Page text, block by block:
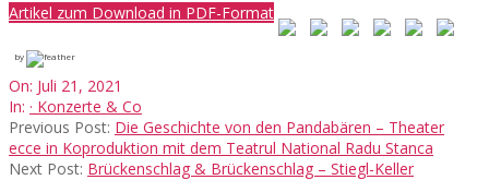
Artikel zum Download in PDF-Format
by
2021-
07-
21
On: Juli 21, 2021
In: · Konzerte & Co
Previous Post: Die Geschichte von den Pandabären – Theater
ecce in Koproduktion mit dem Teatrul National Radu Stanca
Next Post: Brückenschlag & Brückenschlag – Stiegl-Keller